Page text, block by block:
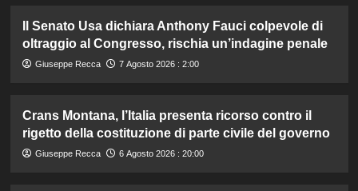
Il Senato Usa dichiara Anthony Fauci colpevole di
oltraggio al Congresso, rischia un’indagine penale
Giuseppe Recca 7 Agosto 2026 : 2:00
Crans Montana, l’Italia presenta ricorso contro il
rigetto della costituzione di parte civile del governo
Giuseppe Recca 6 Agosto 2026 : 20:00